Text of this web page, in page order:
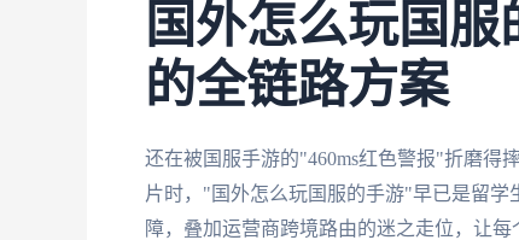
国外怎么玩国
的全链路方案
还在被国服手游的"460ms红色警报"折磨得
片时，"国外怎么玩国服的手游"早已是留
障，叠加运营商跨境路由的迷之走位，让